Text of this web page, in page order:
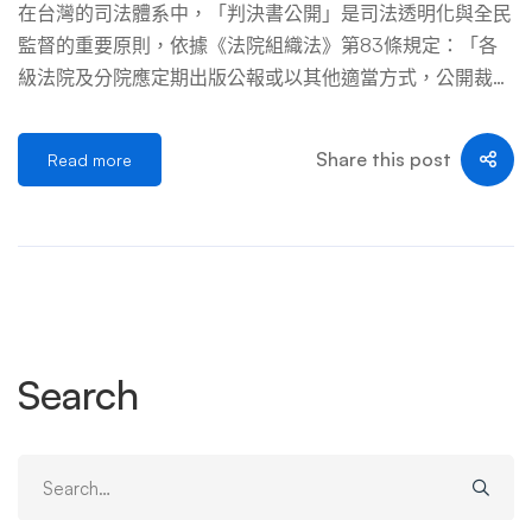
在台灣的司法體系中，「判決書公開」是司法透明化與全民
監督的重要原則，依據《法院組織法》第83條規定：「各
級法院及分院應定期出版公報或以其他適當方式，公開裁判
與發展。 然而，對於企業而言，無論是作為原告、被告或
關係人，捲入訴訟本身就是一項重大的營運挑戰。一旦判決
建議，進行最完整的說明。 第二章：法源依據與申請資格
核心法律規範 2.2 哪些「企業」或「情況」通常可以申請？
Read more Share this post
Search
for: